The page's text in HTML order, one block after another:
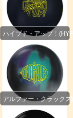
CRIMSON)
ハイプド・アップ！
ス(PHYSIX™ GENESIS)
アルファー・クラック